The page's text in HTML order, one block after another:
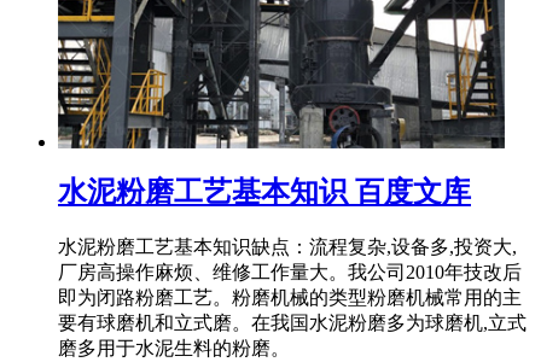
水泥粉磨工艺基本知识 百度文库
水泥粉磨工艺基本知识缺点：流程复杂,设备多,投资大,
厂房高操作麻烦、维修工作量大。我公司2010年技改后
即为闭路粉磨工艺。粉磨机械的类型粉磨机械常用的主
要有球磨机和立式磨。在我国水泥粉磨多为球磨机,立式
磨多用于水泥生料的粉磨。